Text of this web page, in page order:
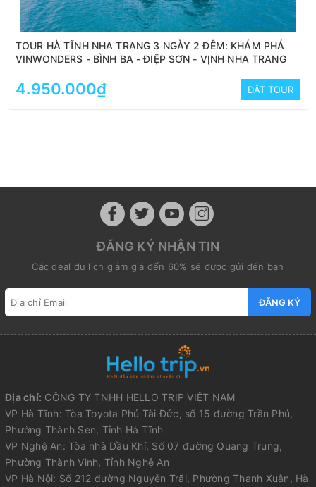
TOUR HÀ TĨNH NHA TRANG 3 NGÀY 2 ĐÊM: KHÁM PHÁ
VINWONDERS - BÌNH BA - ĐIỆP SƠN - VỊNH NHA TRANG
4.950.000₫ ĐẶT TOUR
ĐĂNG KÝ NHẬN TIN
Các deal du lịch giảm giá đến 60% sẽ được gửi đến bạn
ĐĂNG KÝ
Địa chỉ: CÔNG TY TNHH HELLO TRIP VIỆT NAM
VP Hà Tĩnh: Tòa Toyota Phú Tài Đức, số 15 đường Trần Phú,
Phường Thành Sen, Tỉnh Hà Tĩnh
VP Nghệ An: Tòa nhà Dầu Khí, Số 07 đường Quang Trung,
Phường Thành Vinh, Tỉnh Nghệ An
VP Hà Nội: Số 212 đường Nguyễn Trãi, Phường Thanh Xuân, Hà